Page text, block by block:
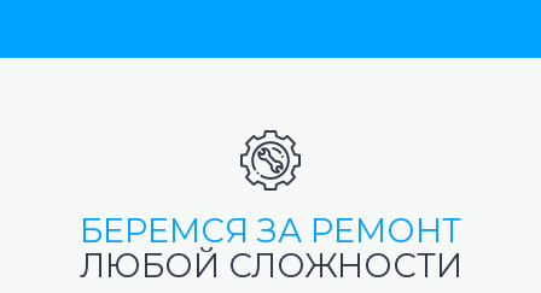
БЕРЕМСЯ ЗА РЕМОНТ
ЛЮБОЙ СЛОЖНОСТИ